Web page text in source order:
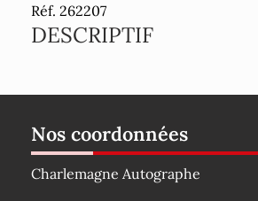
Réf. 262207
DESCRIPTIF
Nos coordonnées
Charlemagne Autographe